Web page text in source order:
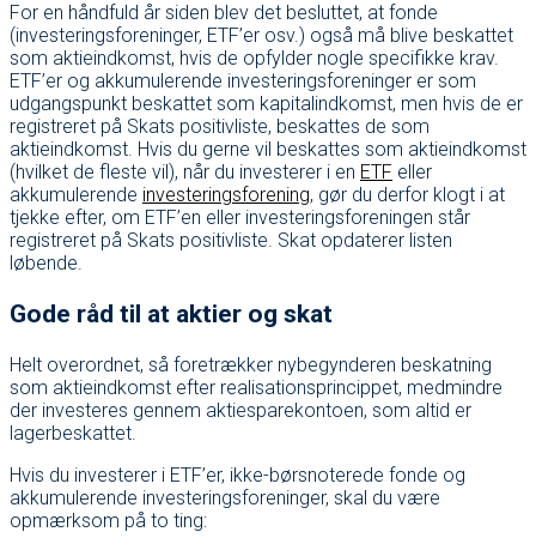
For en håndfuld år siden blev det besluttet, at fonde
(investeringsforeninger, ETF’er osv.) også må blive beskattet
som aktieindkomst, hvis de opfylder nogle specifikke krav.
ETF’er og akkumulerende investeringsforeninger er som
udgangspunkt beskattet som kapitalindkomst, men hvis de er
registreret på Skats positivliste, beskattes de som
aktieindkomst. Hvis du gerne vil beskattes som aktieindkomst
(hvilket de fleste vil), når du investerer i en ETF eller
akkumulerende investeringsforening, gør du derfor klogt i at
tjekke efter, om ETF’en eller investeringsforeningen står
registreret på Skats positivliste. Skat opdaterer listen
løbende.
Gode råd til at aktier og skat
Helt overordnet, så foretrækker nybegynderen beskatning
som aktieindkomst efter realisationsprincippet, medmindre
der investeres gennem aktiesparekontoen, som altid er
lagerbeskattet.
Hvis du investerer i ETF’er, ikke-børsnoterede fonde og
akkumulerende investeringsforeninger, skal du være
opmærksom på to ting: